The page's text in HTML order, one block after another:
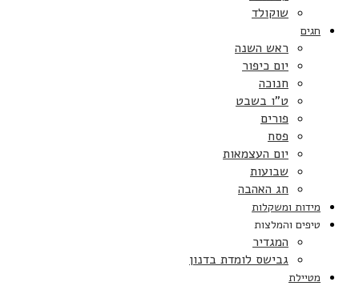
שוקולד
חגים
ראש השנה
יום כיפור
חנוכה
ט”ו בשבט
פורים
פסח
יום העצמאות
שבועות
חג האהבה
מידות ומשקלות
טיפים והמלצות
המגדיר
גבישס לומדת בדנון
מטיילת